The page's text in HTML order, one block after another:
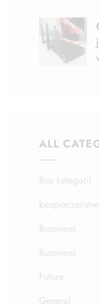
ALL
Bez kategorii
Bussiness
Bussiness
Future
General